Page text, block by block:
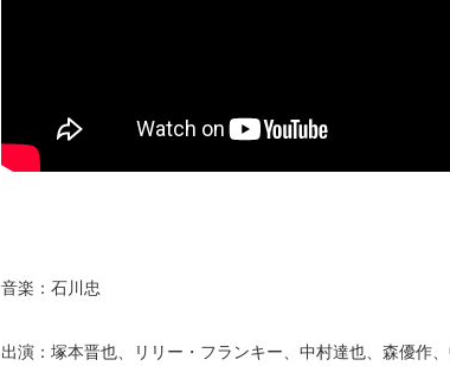
音楽：石川忠
出演：塚本晋也、リリー・フランキー、中村達也、森優作